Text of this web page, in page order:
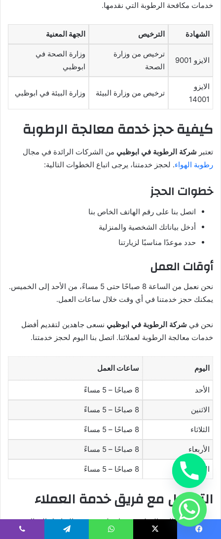
خدمات مكافحة الرطوبة التي نقدمها.
الشهادة الترخيص الجهة المعنية
الايزو 9001
ترخيص من وزارة
الصحة
وزارة الصحة في
ابوظبي
الايزو
14001
ترخيص من وزارة البيئة وزارة البيئة في ابوظبي
كيفية حجز خدمة معالجة الرطوبة
تعتبر شركة الرطوبة في ابوظبي من الشركات الرائدة في مجال
رطوبة الهواء. لحجز خدمتنا، يرجى اتباع الخطوات التالية:
خطوات الحجز
اتصل بنا على رقم الهاتف الخاص بنا
أدخل بياناتك الشخصية والمنزلية
حدد موعدًا مناسبًا لزيارتنا
أوقات العمل
نحن نعمل من الساعة 8 صباحًا حتى 5 مساءً، من الأحد إلى الخميس.
يمكنك حجز خدمتنا في أي وقت خلال ساعات العمل.
نحن في شركة الرطوبة في ابوظبي نسعى جاهدين لتقديم أفضل
خدمات معالجة الرطوبة لعملائنا. اتصل بنا اليوم لحجز خدمتنا.
اليوم ساعات العمل
الأحد 8 صباحًا – 5 مساءً
الاثنين 8 صباحًا – 5 مساءً
الثلاثاء 8 صباحًا – 5 مساءً
الأربعاء 8 صباحًا – 5 مساءً
الخميس 8 صباحًا – 5 مساءً
التواصل مع فريق خدمة العملاء
في شركة معالجة الرطوبة في ابوظبي، نؤمن بالتواصل الفعال مع
عملائنا. نقدم خدمات مكافحة الرطوبة وتخلص من الرطوبة بشكل